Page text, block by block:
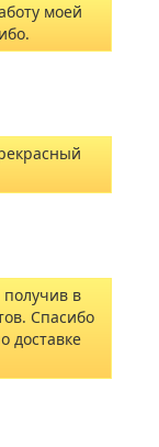
моей
в
Спасибо
доставке